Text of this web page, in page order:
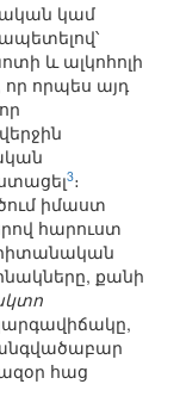
կամ
և ալկոհոլի
որպես այդ
3։
իմաստ
հարուստ
քանի
հաց